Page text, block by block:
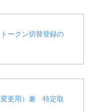
ークン切替登録の
変更用）兼 特定取